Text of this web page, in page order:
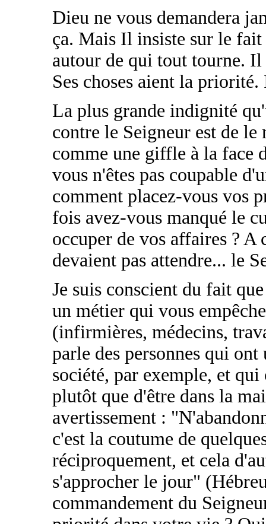
Dieu ne vous demandera
ça. Mais Il insiste sur le
autour de qui tout tourne. Il
Ses choses aient la
La plus grande indignité
contre le Seigneur est de le
comme une giffle à la face
vous n'êtes pas coupable
comment placez-vous vos
fois avez-vous manqué le
occuper de vos affaires ? A
devaient pas attendre... le
Je suis conscient du fait
un métier qui vous
(infirmières, médecins,
parle des personnes qui
société, par exemple, et
plutôt que d'être dans la
avertissement :
c'est la coutume de
réciproquement, et cela
s'approcher le jour"
commandement du